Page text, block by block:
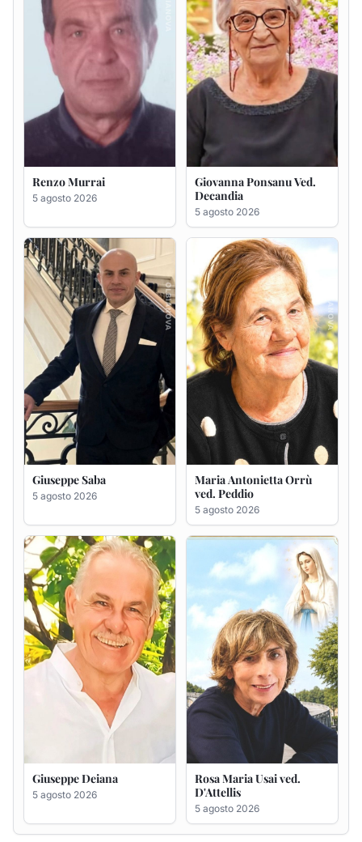
Giuseppe Saba
5 agosto 2026
Maria Antonietta Orrù
ved. Peddio
5 agosto 2026
Giuseppe Deiana
5 agosto 2026
Rosa Maria Usai ved.
D'Attellis
5 agosto 2026